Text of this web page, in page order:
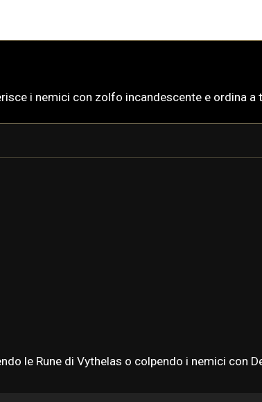
i nemici con zolfo incandescente e ordina a
le Rune di Vythelas o colpendo i nemici con